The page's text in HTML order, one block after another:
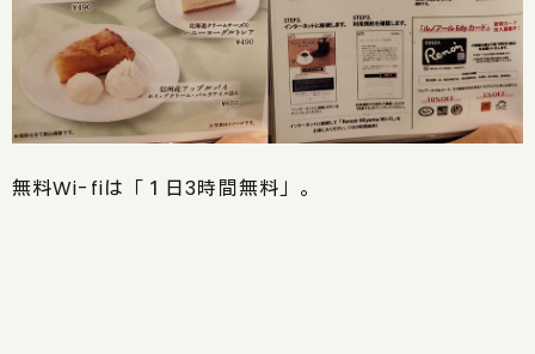
無料Wi-fiは「１日3時間無料」。